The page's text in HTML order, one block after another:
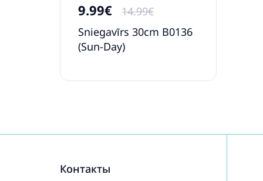
9.99€
14.99€
Sniegavīrs 30cm B0136
(Sun-Day)
Контакты